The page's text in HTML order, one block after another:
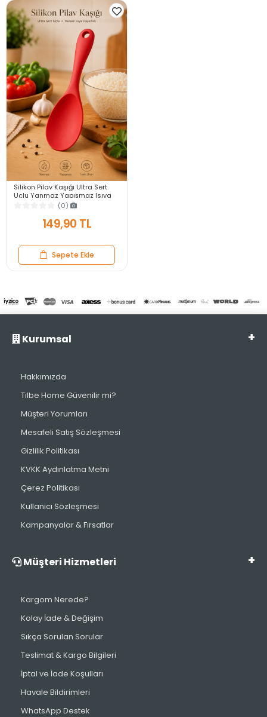
Silikon Pilav Kaşığı Ultra Sert
Uçlu Yanmaz Yapışmaz Isıya
Dayanıklı Kırmızı Servis Yemek
(0)
149,90 TL
Sepete Ekle
Kurumsal
Hakkımızda
Tilbe Home Güvenilir mi?
Müşteri Yorumları
Mesafeli Satış Sözleşmesi
Gizlilik Politikası
KVKK Aydınlatma Metni
Çerez Politikası
Kullanıcı Sözleşmesi
Kampanyalar & Fırsatlar
Müşteri Hizmetleri
Kargom Nerede?
Kolay İade & Değişim
Sıkça Sorulan Sorular
Teslimat & Kargo Bilgileri
İptal ve İade Koşulları
Havale Bildirimleri
WhatsApp Destek